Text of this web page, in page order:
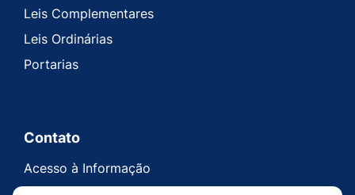
Leis Complementares
Leis Ordinárias
Portarias
Contato
Acesso à Informação